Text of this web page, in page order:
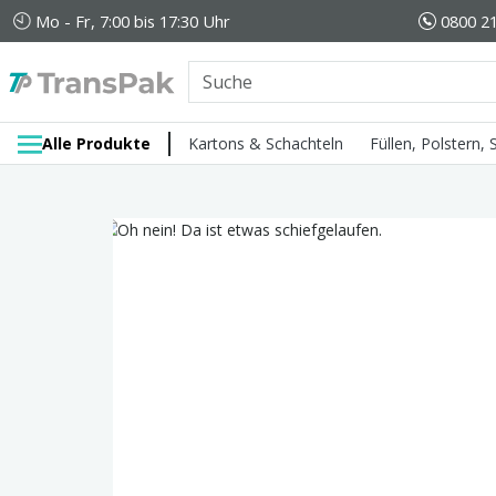
Mo - Fr, 7:00 bis 17:30 Uhr 0800
Alle Produkte Kartons & Schachteln Füllen, Polstern,